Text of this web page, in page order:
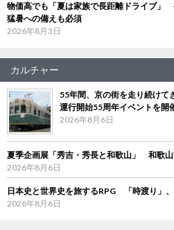
物価高でも「夏は家族で長距離ドライブ」
猛暑への備えも必須
2026年8月3日
カルチャー
55年間、京の街を走り続け
運行開始55周年イベントを開
2026年8月6日
夏季企画展「秀吉・秀長と和歌山」 和歌
2026年8月6日
日本史と世界史を旅するRPG 「時渡り」
2026年8月6日